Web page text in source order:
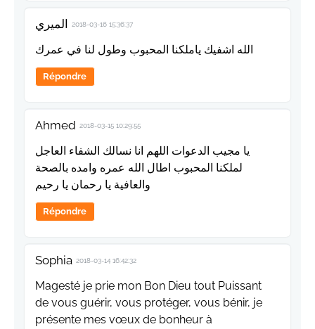
الميري 2018-03-16 15:36:37
الله اشفيك ياملكنا المحبوب وطول لنا في عمرك
Répondre
Ahmed 2018-03-15 10:29:55
يا مجيب الدعوات اللهم انا نسالك الشفاء العاجل
لملكنا المحبوب اطال الله عمره وامده بالصحة
والعافية يا رحمان يا رحيم
Répondre
Sophia 2018-03-14 16:42:32
Magesté je prie mon Bon Dieu tout Puissant
de vous guérir, vous protéger, vous bénir, je
présente mes vœux de bonheur à